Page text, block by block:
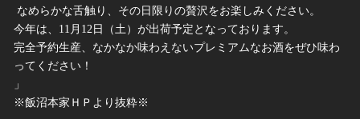
なめらかな舌触り、その日限りの贅沢をお楽しみください。
今年は、11月12日（土）が出荷予定となっております。
完全予約生産、なかなか味わえないプレミアムなお酒をぜひ味わ
ってください！
」
※飯沼本家ＨＰより抜粋※